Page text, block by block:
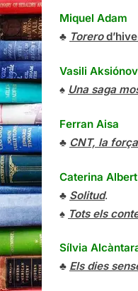
Miquel Adam
♣ Torero
Vasili Aksiónov
♠ Una saga
Ferran Aisa
♣ CNT, la
Caterina Albert
♣ Solitud.
♠ Tots els
Sílvia
♣ Els dies